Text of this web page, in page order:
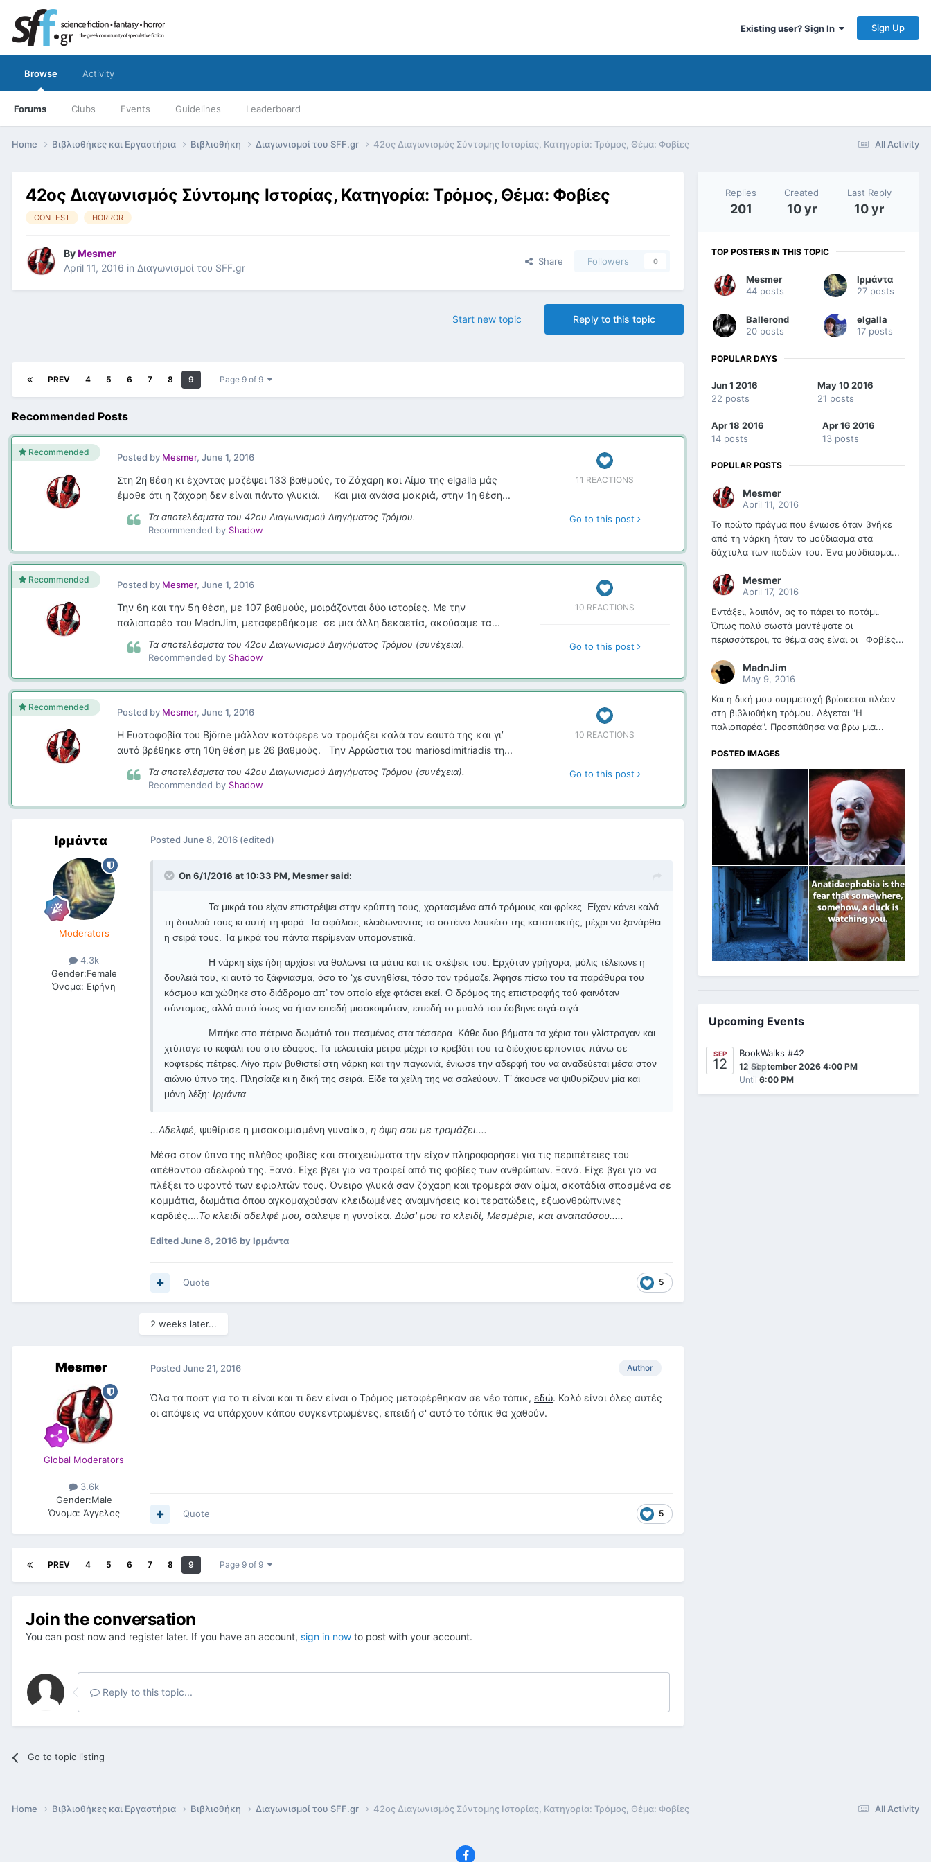
Existing user? Sign In Sign Up
Browse
Forums Clubs Events Guidelines Leaderboard
Activity
All Activity
Home Βιβλιοθήκες και Εργαστήρια Βιβλιοθήκη Διαγωνισμοί του SFF.gr 42ος Διαγωνισμός Σύντομης Ιστορίας, Κατηγορία: Τρόμος, Θέμα: Φοβίες
42ος Διαγωνισμός Σύντομης Ιστορίας, Κατηγορία: Τρόμος, Θέμα: Φοβίες
CONTEST HORROR
ByMesmer
April 11, 2016 in Διαγωνισμοί του SFF.gr
Share Followers 0
Reply to this topic
Start new topic
PREV 4 5 6 7 8 9 Page 9 of 9
Recommended Posts
Recommended Posted by Mesmer, June 1, 2016
Στη 2η θέση κι έχοντας μαζέψει 133 βαθμούς, το Ζάχαρη και Αίμα της elgalla μάς
έμαθε ότι η ζάχαρη δεν είναι πάντα γλυκιά. Και μια ανάσα μακριά, στην 1η θέση...
Τα αποτελέσματα του 42ου Διαγωνισμού Διηγήματος Τρόμου.
Recommended by Shadow
11 REACTIONS
Go to this post
Recommended Posted by Mesmer, June 1, 2016
Την 6η και την 5η θέση, με 107 βαθμούς, μοιράζονται δύο ιστορίες. Με την
παλιοπαρέα του MadnJim, μεταφερθήκαμε σε μια άλλη δεκαετία, ακούσαμε τα...
Τα αποτελέσματα του 42ου Διαγωνισμού Διηγήματος Τρόμου (συνέχεια).
Recommended by Shadow
10 REACTIONS
Go to this post
Recommended Posted by Mesmer, June 1, 2016
Η Ευατοφοβία του Björne μάλλον κατάφερε να τρομάξει καλά τον εαυτό της και γι’
αυτό βρέθηκε στη 10η θέση με 26 βαθμούς. Την Αρρώστια του mariosdimitriadis τη...
Τα αποτελέσματα του 42ου Διαγωνισμού Διηγήματος Τρόμου (συνέχεια).
Recommended by Shadow
10 REACTIONS
Go to this post
Ιρμάντα
Moderators
4.3k
Gender:Female
Όνομα: Ειρήνη
Posted June 8, 2016 (edited)
On 6/1/2016 at 10:33 PM, Mesmer said:
Τα μικρά του είχαν επιστρέψει στην κρύπτη τους, χορτασμένα από τρόμους και φρίκες. Είχαν κάνει καλά
τη δουλειά τους κι αυτή τη φορά. Τα σφάλισε, κλειδώνοντας το οστέινο λουκέτο της καταπακτής, μέχρι να ξανάρθει
η σειρά τους. Τα μικρά του πάντα περίμεναν υπομονετικά.
Η νάρκη είχε ήδη αρχίσει να θολώνει τα μάτια και τις σκέψεις του. Ερχόταν γρήγορα, μόλις τέλειωνε η
δουλειά του, κι αυτό το ξάφνιασμα, όσο το ‘χε συνηθίσει, τόσο τον τρόμαζε. Άφησε πίσω του τα παράθυρα του
κόσμου και χώθηκε στο διάδρομο απ’ τον οποίο είχε φτάσει εκεί. Ο δρόμος της επιστροφής τού φαινόταν
σύντομος, αλλά αυτό ίσως να ήταν επειδή μισοκοιμόταν, επειδή το μυαλό του έσβηνε σιγά-σιγά.
Μπήκε στο πέτρινο δωμάτιό του πεσμένος στα τέσσερα. Κάθε δυο βήματα τα χέρια του γλίστραγαν και
χτύπαγε το κεφάλι του στο έδαφος. Τα τελευταία μέτρα μέχρι το κρεβάτι του τα διέσχισε έρποντας πάνω σε
κοφτερές πέτρες. Λίγο πριν βυθιστεί στη νάρκη και την παγωνιά, ένιωσε την αδερφή του να αναδεύεται μέσα στον
αιώνιο ύπνο της. Πλησίαζε κι η δική της σειρά. Είδε τα χείλη της να σαλεύουν. Τ’ άκουσε να ψιθυρίζουν μία και
μόνη λέξη: Ιρμάντα
...Αδελφέ, ψυθίρισε η μισοκοιμισμένη γυναίκα, η όψη σου με τρομάζει....
Μέσα στον ύπνο της πλήθος φοβίες και στοιχειώματα την είχαν πληροφορήσει για τις περιπέτειες του
απέθαντου αδελφού της. Ξανά. Είχε βγει για να τραφεί από τις φοβίες των ανθρώπων. Ξανά. Είχε βγει για να
πλέξει το υφαντό των εφιαλτών τους. Όνειρα γλυκά σαν ζάχαρη και τρομερά σαν αίμα, σκοτάδια σπασμένα σε
κομμάτια, δωμάτια όπου αγκομαχούσαν κλειδωμένες αναμνήσεις και τερατώδεις, εξωανθρώπνινες
καρδιές....Το κλειδί αδελφέ μου, σάλεψε η γυναίκα. Δώσ' μου το κλειδί, Μεσμέριε, και αναπαύσου.....
EditedJune 8, 2016 by Ιρμάντα
5
Quote
2 weeks later...
Mesmer
Global Moderators
3.6k
Gender:Male
Όνομα: Άγγελος
Author
Posted June 21, 2016
Όλα τα ποστ για το τι είναι και τι δεν είναι ο Τρόμος μεταφέρθηκαν σε νέο τόπικ, εδώ. Καλό είναι όλες αυτές
οι απόψεις να υπάρχουν κάπου συγκεντρωμένες, επειδή σ' αυτό το τόπικ θα χαθούν.
5
Quote
PREV 4 5 6 7 8 9 Page 9 of 9
Join the conversation
You can post now and register later. If you have an account, sign in now to post with your account.
Reply to this topic...
Go to topic listing
Replies
201
Created
10 yr
Last Reply
10 yr
TOP POSTERS IN THIS TOPIC
Mesmer
44 posts
Ιρμάντα
27 posts
Ballerond
20 posts
elgalla
17 posts
POPULAR DAYS
Jun 1 2016
22 posts
May 10 2016
21 posts
Apr 18 2016
14 posts
Apr 16 2016
13 posts
POPULAR POSTS
Mesmer
April 11, 2016
Το πρώτο πράγμα που ένιωσε όταν βγήκε
από τη νάρκη ήταν το μούδιασμα στα
δάχτυλα των ποδιών του. Ένα μούδιασμα...
Mesmer
April 17, 2016
Εντάξει, λοιπόν, ας το πάρει το ποτάμι.
Όπως πολύ σωστά μαντέψατε οι
περισσότεροι, το θέμα σας είναι οι Φοβίες...
MadnJim
May 9, 2016
Και η δική μου συμμετοχή βρίσκεται πλέον
στη βιβλιοθήκη τρόμου. Λέγεται "Η
παλιοπαρέα". Προσπάθησα να βρω μια...
POSTED IMAGES
Upcoming Events
SEP
12 0
BookWalks #42
12 September 2026 4:00 PM
Until 6:00 PM
All Activity
Home Βιβλιοθήκες και Εργαστήρια Βιβλιοθήκη Διαγωνισμοί του SFF.gr 42ος Διαγωνισμός Σύντομης Ιστορίας, Κατηγορία: Τρόμος, Θέμα: Φοβίες